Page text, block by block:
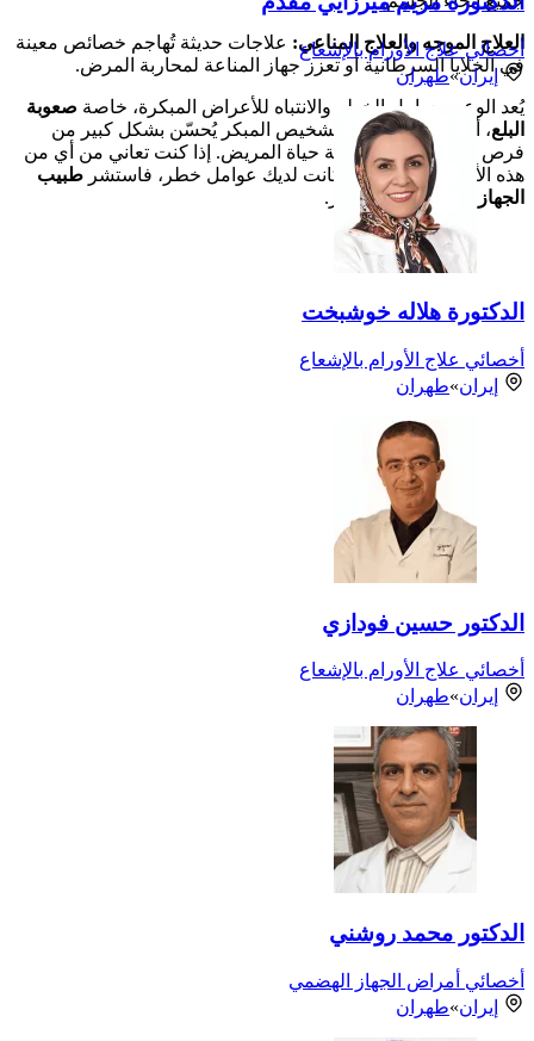
العلاج الموجه والعلاج المناعي: علاجات حديثة تُهاجم خصائص معينة
في الخلايا السرطانية أو تعزز جهاز المناعة لمحاربة المرض.
يُعد الوعي بعوامل الخطر والانتباه للأعراض المبكرة، خاصة صعوبة
البلع، أمراً بالغ الأهمية. التشخيص المبكر يُحسّن بشكل كبير من
فرص العلاج الناجح ونوعية حياة المريض. إذا كنت تعاني من أي من
هذه الأعراض، خاصة إذا كانت لديك عوامل خطر، فاستشر طبيب
الجهاز الهضميعلى الفور.
أخصائي علاج الأورام بالإشعاع
إيران»طهران
الدكتورة هلاله خوشبخت
أخصائي علاج الأورام بالإشعاع
إيران»طهران
الدكتور حسين فودازي
أخصائي علاج الأورام بالإشعاع
إيران»طهران
الدكتور محمد روشني
أخصائي أمراض الجهاز الهضمي
إيران»طهران